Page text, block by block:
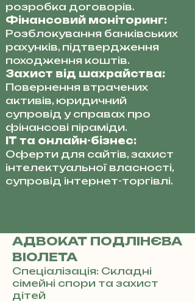
розробка договорів.
Фінансовий моніторинг:
Розблокування банківських
рахунків, підтвердження
походження коштів.
Захист від шахрайства:
Повернення втрачених
активів, юридичний
супровід у справах про
фінансові піраміди.
IT та онлайн-бізнес:
Оферти для сайтів, захист
інтелектуальної власності,
супровід інтернет-торгівлі.
АДВОКАТ ПОДЛІНЄВА
ВІОЛЕТА
Спеціалізація: Складні
сімейні спори та захист
дітей